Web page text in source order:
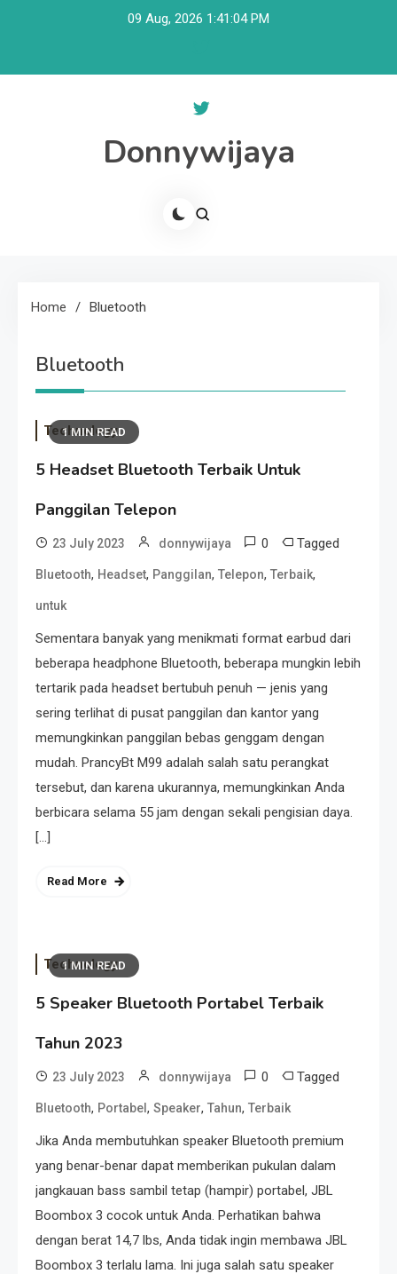
09 Aug, 2026 1:41:04 PM
Donnywijaya
Home Bluetooth
Bluetooth
1 MIN READ
Technology
5 Headset Bluetooth Terbaik Untuk
Panggilan Telepon
23 July 2023 donnywijaya 0 Tagged
Bluetooth, Headset, Panggilan, Telepon, Terbaik,
untuk
Sementara banyak yang menikmati format earbud dari
beberapa headphone Bluetooth, beberapa mungkin lebih
tertarik pada headset bertubuh penuh — jenis yang
sering terlihat di pusat panggilan dan kantor yang
memungkinkan panggilan bebas genggam dengan
mudah. PrancyBt M99 adalah salah satu perangkat
tersebut, dan karena ukurannya, memungkinkan Anda
berbicara selama 55 jam dengan sekali pengisian daya.
[…]
Read More
1 MIN READ
Technology
5 Speaker Bluetooth Portabel Terbaik
Tahun 2023
23 July 2023 donnywijaya 0 Tagged
Bluetooth, Portabel , Speaker, Tahun, Terbaik
Jika Anda membutuhkan speaker Bluetooth premium
yang benar-benar dapat memberikan pukulan dalam
jangkauan bass sambil tetap (hampir) portabel, JBL
Boombox 3 cocok untuk Anda. Perhatikan bahwa
dengan berat 14,7 lbs, Anda tidak ingin membawa JBL
Boombox 3 terlalu lama. Ini juga salah satu speaker